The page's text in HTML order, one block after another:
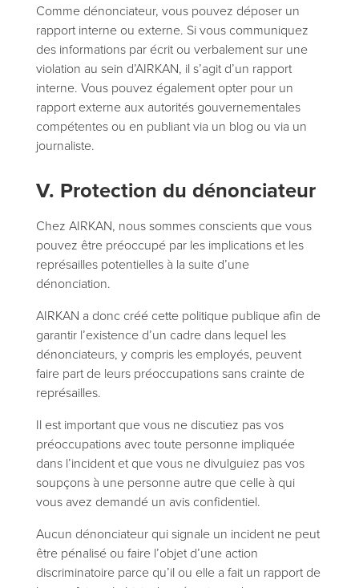
Comme dénonciateur, vous pouvez déposer un
rapport interne ou externe. Si vous communiquez
des informations par écrit ou verbalement sur une
violation au sein d’AIRKAN, il s’agit d’un rapport
interne. Vous pouvez également opter pour un
rapport externe aux autorités gouvernementales
compétentes ou en publiant via un blog ou via un
journaliste.
V. Protection du dénonciateur
Chez AIRKAN, nous sommes conscients que vous
pouvez être préoccupé par les implications et les
représailles potentielles à la suite d’une
dénonciation.
AIRKAN a donc créé cette politique publique afin de
garantir l’existence d’un cadre dans lequel les
dénonciateurs, y compris les employés, peuvent
faire part de leurs préoccupations sans crainte de
représailles.
Il est important que vous ne discutiez pas vos
préoccupations avec toute personne impliquée
dans l’incident et que vous ne divulguiez pas vos
soupçons à une personne autre que celle à qui
vous avez demandé un avis confidentiel.
Aucun dénonciateur qui signale un incident ne peut
être pénalisé ou faire l’objet d’une action
discriminatoire parce qu’il ou elle a fait un rapport de